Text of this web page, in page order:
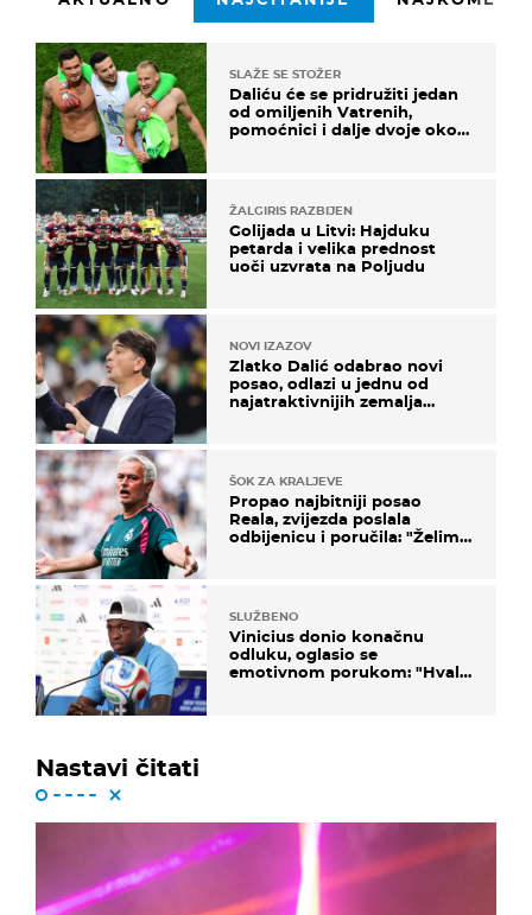
SLAŽE SE STOŽER
Daliću će se pridružiti jedan
od omiljenih Vatrenih,
pomoćnici i dalje dvoje oko
ŽALGIRIS RAZBIJEN
Golijada u Litvi: Hajduku
petarda i velika prednost
uoči uzvrata na Poljudu
NOVI IZAZOV
Zlatko Dalić odabrao novi
posao, odlazi u jednu od
najatraktivnijih zemalja
ŠOK ZA KRALJEVE
Propao najbitniji posao
Reala, zvijezda poslala
odbijenicu i poručila: "Želim
SLUŽBENO
Vinicius donio konačnu
odluku, oglasio se
emotivnom porukom: "Hvala
Nastavi čitati